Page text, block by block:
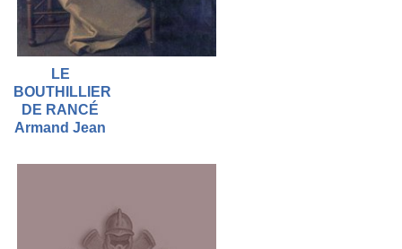
LE
BOUTHILLIER
DE RANCÉ
Armand Jean